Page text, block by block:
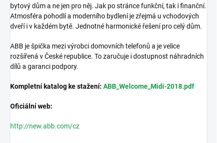
bytový dům a ne jen pro něj. Jak po stránce funkční, tak i finanční.
Atmosféra pohodlí a moderního bydlení je zřejmá u vchodových
dveří i v každém bytě. Jednotné harmonické řešení pro celý dům.
ABB je špička mezi výrobci domovních telefonů a je velice
rozšířená v České republice. To zaručuje i dostupnost náhradních
dílů a garanci podpory.
Kompletní katalog ke stažení: ABB_Welcome_Midi-2018.pdf
Oficiální web:
http://new.abb.com/cz